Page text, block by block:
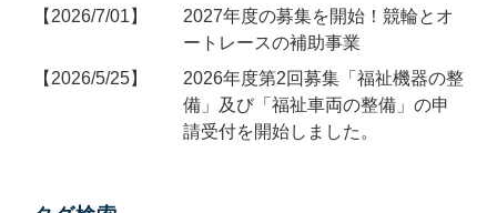
2026/7/01
2027年度の募集を開始！競輪とオ
ートレースの補助事業
2026/5/25
2026年度第2回募集「福祉機器の整
備」及び「福祉車両の整備」の申
請受付を開始しました。